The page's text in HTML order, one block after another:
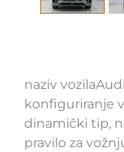
naziv
konfiguriranje
dinamički tip,
pravilo za